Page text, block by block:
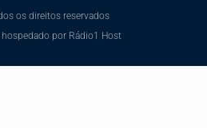
os direitos reservados
por Rádio1 Host